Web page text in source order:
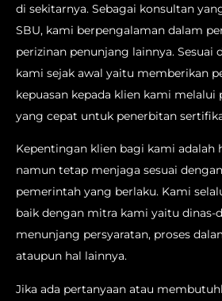
di sekitarnya. Sebagai konsultan
SBU, kami berpengalaman dalam
perizinan penunjang lainnya.
kami sejak awal yaitu memberikan
kepuasan kepada klien kami melalui
yang cepat untuk penerbitan
Kepentingan klien bagi kami adalah
namun tetap menjaga sesuai
pemerintah yang berlaku. Kami
baik dengan mitra kami yaitu dinas-
menunjang persyaratan, proses
ataupun hal lainnya.
Jika ada pertanyaan atau